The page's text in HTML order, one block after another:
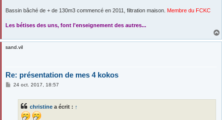
Bassin bâché de + de 130m3 commencé en 2011, filtration maison. Membre du FCKC
Les bétises des uns, font l'enseignement des autres...
sand.vil
Re: présentation de mes 4 kokos
M24 oct. 2017, 18:57
christine a écrit : ↑